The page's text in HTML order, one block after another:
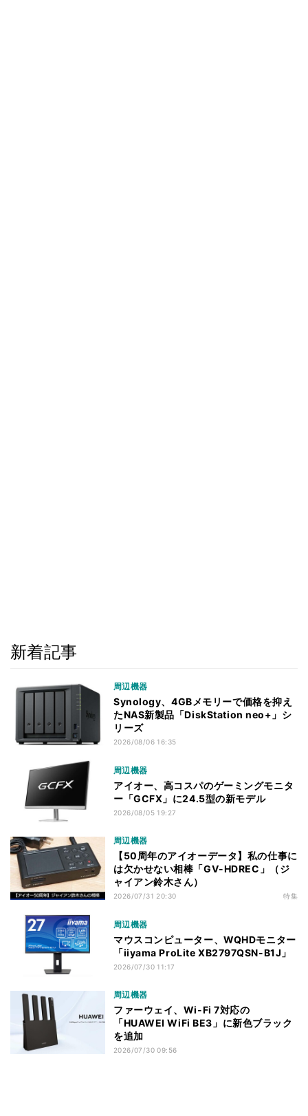
新着記事
周辺機器
Synology、4GBメモリーで価格を抑え
たNAS新製品「DiskStation neo+」シ
リーズ
2026/08/06 16:35
周辺機器
アイオー、高コスパのゲーミングモニタ
ー「GCFX」に24.5型の新モデル
2026/08/05 19:27
周辺機器
【50周年のアイオーデータ】私の仕事に
は欠かせない相棒「GV-HDREC」（ジ
ャイアン鈴木さん）
2026/07/31 20:30 特集
周辺機器
マウスコンピューター、WQHDモニター
「iiyama ProLite XB2797QSN-B1J」
2026/07/30 11:17
周辺機器
ファーウェイ、Wi-Fi 7対応の
「HUAWEI WiFi BE3」に新色ブラック
を追加
2026/07/30 09:56